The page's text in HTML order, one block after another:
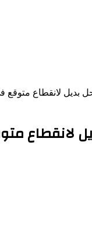
بديل لانقطاع متوقع
لانقطاع